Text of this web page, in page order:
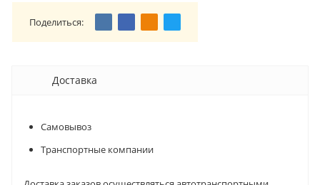
Поделиться:
Доставка
Самовывоз
Транспортные компании